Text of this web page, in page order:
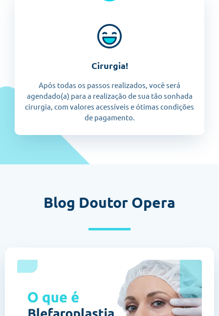
Cirurgia!
Após todas os passos realizados, você será
agendado(a) para a realização de sua tão sonhada
cirurgia, com valores acessíveis e ótimas condições
de pagamento.
Blog Doutor Opera